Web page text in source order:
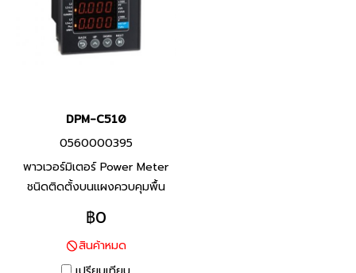
DPM-C510
0560000395
พาวเวอร์มิเตอร์ Power Meter
ชนิดติดตั้งบนแผงควบคุมพื้น
ฐานของเดลต้า DPM-C510 มี
ความสามารถในการวัดและ
สื่อสารทางไฟฟ้าที่หลากหลาย
DPM-C510 เป็นโซลูชันระดับเริ่ม
฿0
สินค้าหมด